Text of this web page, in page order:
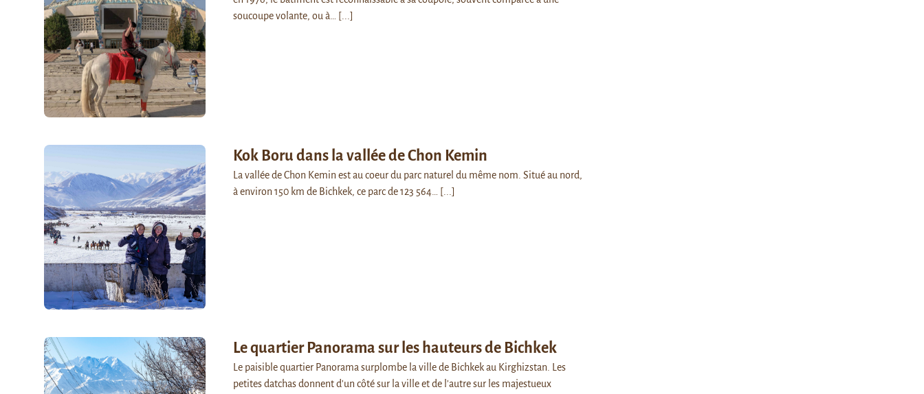
soucoupe volante, ou à…
[...]
Kok Boru dans la vallée de Chon Kemin
La vallée de Chon Kemin est au coeur du parc naturel du même nom. Situé au nord,
à environ 150 km de Bichkek, ce parc de 123 564…
[...]
Le quartier Panorama sur les hauteurs de Bichkek
Le paisible quartier Panorama surplombe la ville de Bichkek au Kirghizstan. Les
petites datchas donnent d'un côté sur la ville et de l'autre sur les majestueux